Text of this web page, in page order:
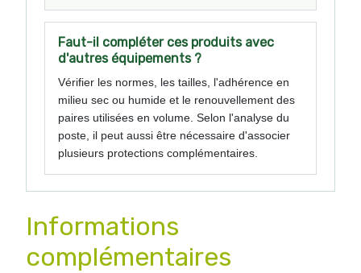
Faut-il compléter ces produits avec
d'autres équipements ?
Vérifier les normes, les tailles, l'adhérence en
milieu sec ou humide et le renouvellement des
paires utilisées en volume. Selon l'analyse du
poste, il peut aussi être nécessaire d'associer
plusieurs protections complémentaires.
Informations
complémentaires